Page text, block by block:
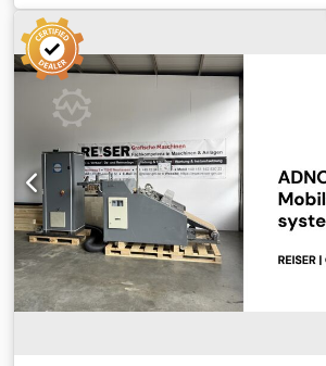
lemezexponáló, gyártási év: 2013,
db KODAK MERCURY 1550
2006, sorozatszám: ME9770, 1 db
HS-Ultra 1550 V3.0 égetőkemence,
sorozatszám: 13014, súly: 1400 kg, High
HS 1550 V4.0 nagys sebességű mosó- és
sorozatszám: 13017, súly: 385 kg,
következőkből áll: különböző görgős
Aagsf